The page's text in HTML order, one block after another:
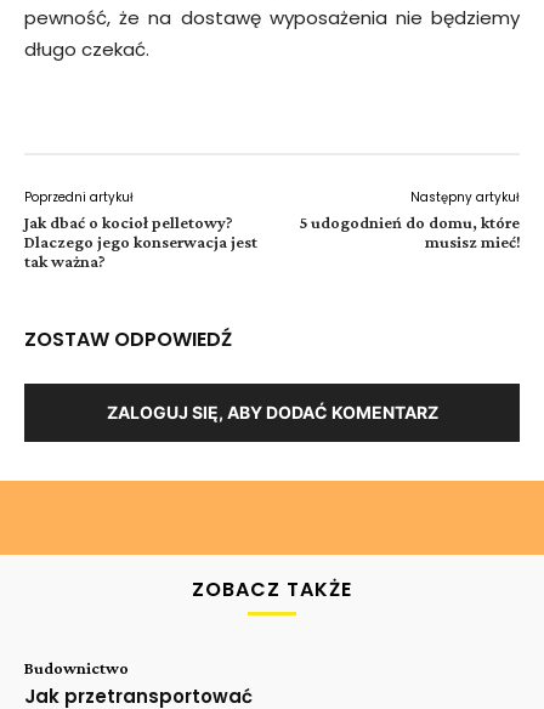
pewność, że na dostawę wyposażenia nie będziemy
długo czekać.
Poprzedni artykuł
Jak dbać o kocioł pelletowy?
Dlaczego jego konserwacja jest
tak ważna?
Następny artykuł
5 udogodnień do domu, które
musisz mieć!
ZOSTAW ODPOWIEDŹ
ZALOGUJ SIĘ, ABY DODAĆ KOMENTARZ
ZOBACZ TAKŻE
Budownictwo
Jak przetransportować